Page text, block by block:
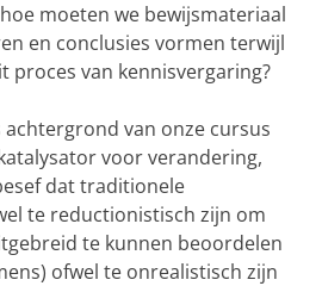
moeten we bewijsmateriaal
en conclusies vormen terwijl
proces van kennisvergaring?
van onze cursus
voor verandering,
dat traditionele
te reductionistisch zijn om
te kunnen beoordelen
ofwel te onrealistisch zijn